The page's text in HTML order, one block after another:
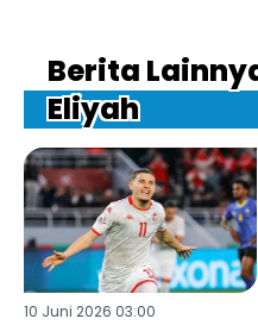
Berita
Eliyah
10 Juni 2026 03:00